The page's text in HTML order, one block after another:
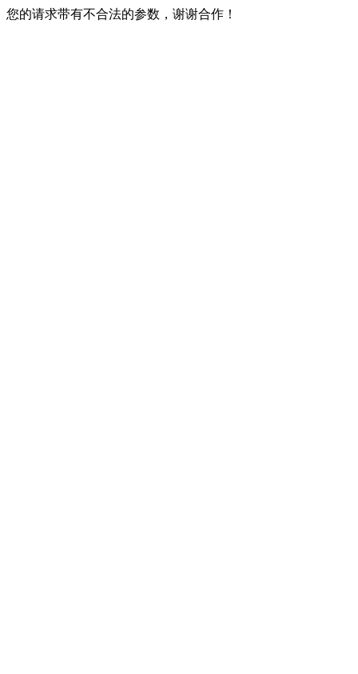
您的请求带有不合法的参数，谢谢合作！